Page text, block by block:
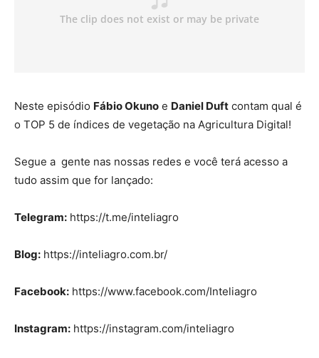
Neste episódio Fábio Okuno e Daniel Duft contam qual é
o TOP 5 de índices de vegetação na Agricultura Digital!
Segue a gente nas nossas redes e você terá acesso a
tudo assim que for lançado:
Telegram: https://t.me/inteliagro
Blog: https://inteliagro.com.br/
Facebook: https://www.facebook.com/Inteliagro
Instagram: https://instagram.com/inteliagro